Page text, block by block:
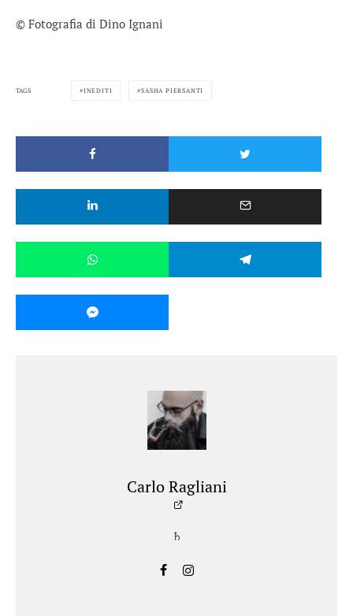
© Fotografia di Dino Ignani
TAGS INEDITI SASHA PIERSANTI
Carlo Ragliani
♄